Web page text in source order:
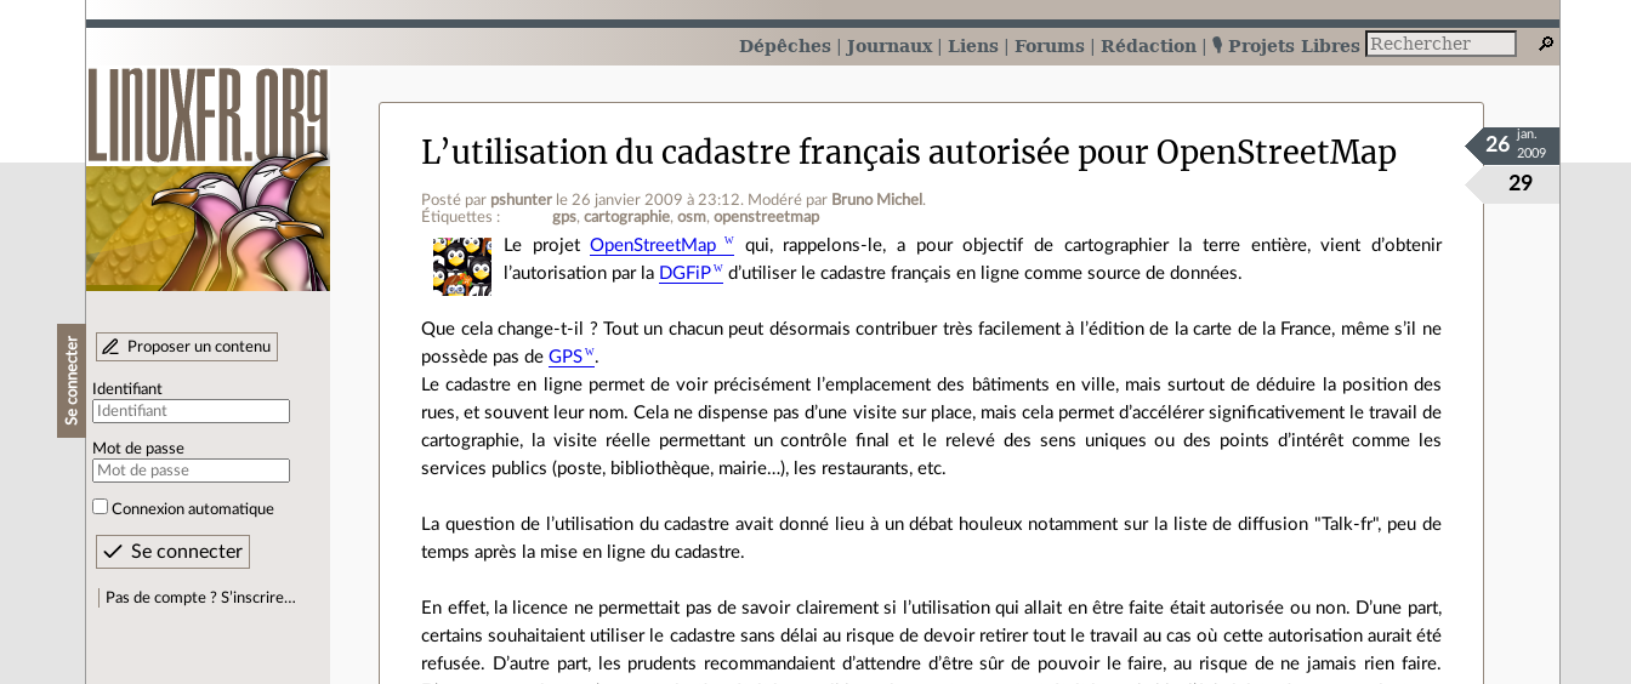
Dépêches Journaux Liens Forums Rédaction 🎙️ Projets Libres
Se connecter Proposer un contenu
Identifiant
Mot de passe
Connexion automatique
Pas de compte ? S’inscrire…
L’utilisation du cadastre français autorisée pour OpenStreetMap
Posté par pshunter le 26 janvier 2009 à 23:12. Modéré par Bruno Michel .
Étiquettes :
gps cartographie osm openstreetmap
29
26
jan.
2009
Le projetOpenStreetMap
qui, rappelons-le, a pour objectif de cartographier la terre entière, vient d’obtenir
l’autorisation par la DGFiP d’utiliser le cadastre français en ligne comme source de données.
Que cela change-t-il ? Tout un chacun peut désormais contribuer très facilement à l’édition de la carte de la France, même s’il ne
possède pas deGPS
.
Le cadastre en ligne permet de voir précisément l’emplacement des bâtiments en ville, mais surtout de déduire la position des
rues, et souvent leur nom. Cela ne dispense pas d’une visite sur place, mais cela permet d’accélérer significativement le travail de
cartographie, la visite réelle permettant un contrôle final et le relevé des sens uniques ou des points d’intérêt comme les
services publics (poste, bibliothèque, mairie…), les restaurants, etc.
La question de l’utilisation du cadastre avait donné lieu à un débat houleux notamment sur la liste de diffusion "Talk-fr", peu de
temps après la mise en ligne du cadastre.
En effet, la licence ne permettait pas de savoir clairement si l’utilisation qui allait en être faite était autorisée ou non. D’une part,
certains souhaitaient utiliser le cadastre sans délai au risque de devoir retirer tout le travail au cas où cette autorisation aurait été
refusée. D’autre part, les prudents recommandaient d’attendre d’être sûr de pouvoir le faire, au risque de ne jamais rien faire.